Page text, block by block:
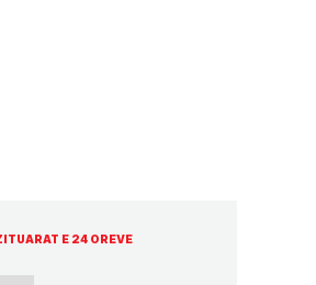
E 24 OREVE